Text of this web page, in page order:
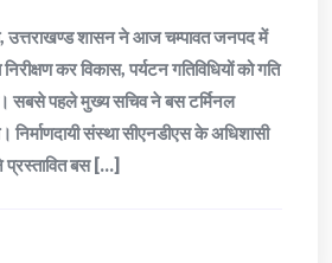
उत्तराखण्ड शासन ने आज चम्पावत जनपद में
कर विकास, पर्यटन गतिविधियों को गति
सबसे पहले मुख्य सचिव ने बस टर्मिनल
निर्माणदायी संस्था सीएनडीएस के अधिशासी
प्रस्तावित बस [...]